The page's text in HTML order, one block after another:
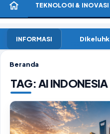
TEKNOLOGI & INOVASI
INFORMASI
Beranda
TAG:AI INDONESIA